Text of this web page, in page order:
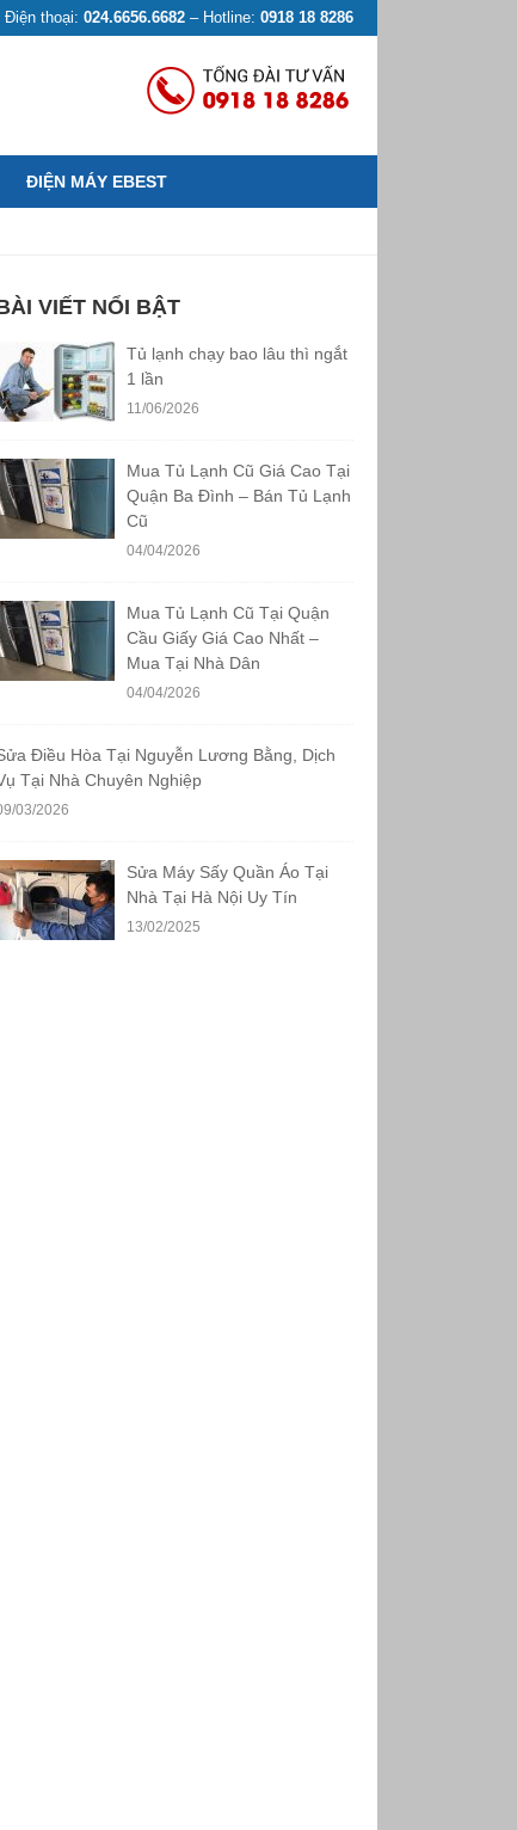
Điện thoại: 024.6656.6682 – Hotline: 0918 18 8286
ĐIỆN MÁY EBEST
VIẾT NỔI BẬT
Tủ lạnh chạy bao lâu thì ngắt
1 lần
11/06/2026
Mua Tủ Lạnh Cũ Giá Cao Tại
Quận Ba Đình – Bán Tủ Lạnh
Cũ
04/04/2026
Mua Tủ Lạnh Cũ Tại Quận
Cầu Giấy Giá Cao Nhất –
Mua Tại Nhà Dân
04/04/2026
Điều Hòa Tại Nguyễn Lương Bằng, Dịch
Tại Nhà Chuyên Nghiệp
03/2026
Sửa Máy Sấy Quần Áo Tại
Nhà Tại Hà Nội Uy Tín
13/02/2025